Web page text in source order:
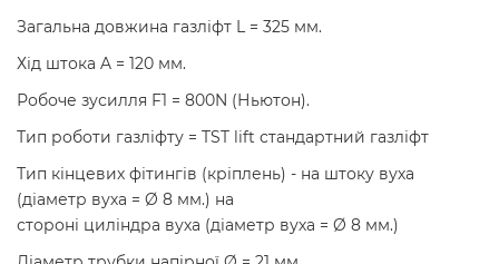
Загальна довжина газліфт L = 325 мм.
Хід штока A = 120 мм.
Робоче зусилля F1 = 800N (Ньютон).
Тип роботи газліфту = TST lift стандартний газліфт
Тип кінцевих фітингів (кріплень) - на штоку вуха
(діаметр вуха = Ø 8 мм.) на
стороні циліндра вуха (діаметр вуха = Ø 8 мм.)